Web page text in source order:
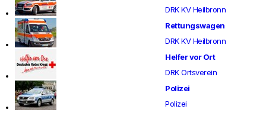
DRK KV Heilbronn
Rettungswagen
DRK KV Heilbronn
Helfer vor Ort
DRK Ortsverein
Polizei
Polizei